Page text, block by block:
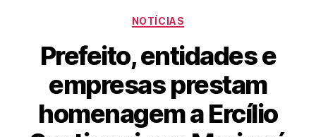
NOTÍCIAS
Prefeito, entidades e
empresas prestam
homenagem a Ercílio